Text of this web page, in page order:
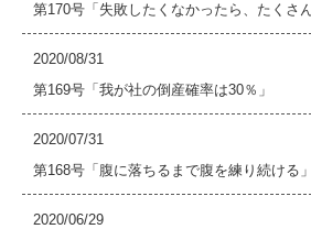
第170号「失敗したくなかったら、たくさ
2020/08/31
第169号「我が社の倒産確率は30％」
2020/07/31
第168号「腹に落ちるまで腹を練り続ける」
2020/06/29